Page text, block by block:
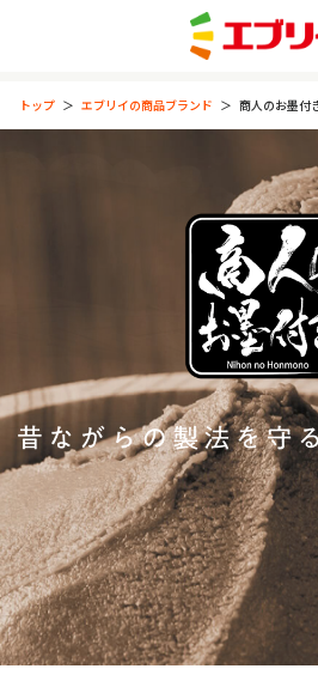
トップ エブリイの商品ブランド 商人のお墨付